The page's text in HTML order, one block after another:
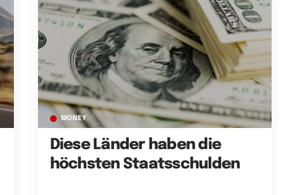
MONEY
Diese Länder haben die
höchsten Staatsschulden